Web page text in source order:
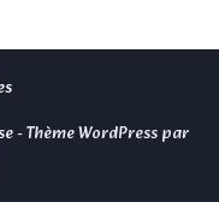
- Thème WordPress par